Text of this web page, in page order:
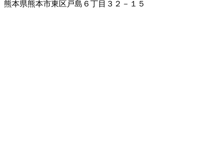
熊本県熊本市東区戸島６丁目３２－１５